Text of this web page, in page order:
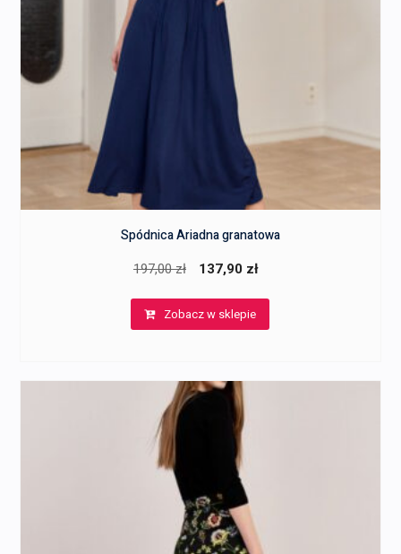
Spódnica Ariadna granatowa
197,00zł
Pierwotna
wynosiła:
137,90 zł
Zobacz w sklepie